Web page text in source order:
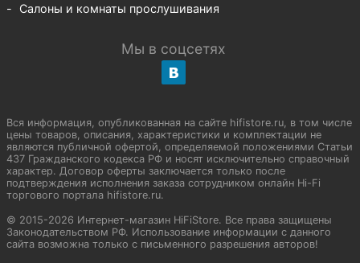
Салоны и комнаты прослушивания
Мы в соцсетях
Вся информация, опубликованная на сайте hifistore.ru, в том числе
цены товаров, описания, характеристики и комплектации не
являются публичной офертой, определяемой положениями Статьи
437 Гражданского кодекса РФ и носят исключительно справочный
характер. Договор оферты заключается только после
подтверждения исполнения заказа сотрудником онлайн Hi-Fi
торгового портала hifistore.ru.
© 2015-2026 Интернет-магазин HiFiStore. Все права защищены
Законодательством РФ. Использование информации с данного
сайта возможна только с письменного разрешения авторов!